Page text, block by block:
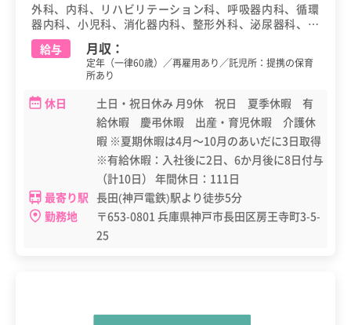
外科、内科、リハビリテーション科、呼吸器内科、循環
器内科、小児科、消化器内科、整形外科、泌尿器科、放
射線科、消化器外科
給与 月収：
定年（一律60歳）／再雇用あり／託児所：提携の保育
所あり
休日
土日・祝日休み 月9休 祝日 夏季休暇 有
給休暇 慶弔休暇 出産・育児休暇 介護休
暇 ※夏期休暇は4月～10月のあいだに3日取得
※有給休暇：入社後に2日、6か月後に8日付与
（計10日） 年間休日：111日
最寄り駅 長田(神戸電鉄)駅より徒歩5分
勤務地
〒653-0801 兵庫県神戸市長田区房王寺町3-5-
25